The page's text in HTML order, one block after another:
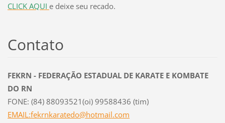
CLICK AQUI e deixe seu recado.
Contato
FEKRN - FEDERAÇÃO ESTADUAL DE KARATE E KOMBATE
DO RN
FONE: (84) 88093521(oi) 99588436 (tim)
EMAIL:fekrnkaratedo@hotmail.com